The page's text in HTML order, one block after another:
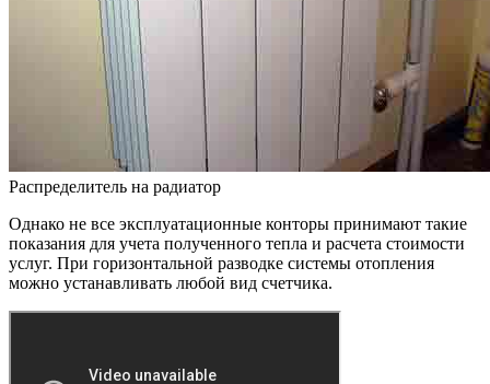
Распределитель на радиатор
Однако не все эксплуатационные конторы принимают такие
показания для учета полученного тепла и расчета стоимости
услуг. При горизонтальной разводке системы отопления
можно устанавливать любой вид счетчика.